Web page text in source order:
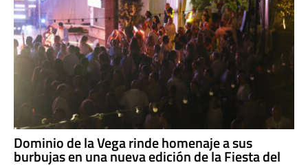
Dominio de la Vega rinde homenaje a sus
burbujas en una nueva edición de la Fiesta del